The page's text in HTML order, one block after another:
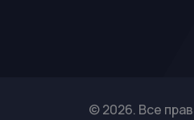
© 2026. Все